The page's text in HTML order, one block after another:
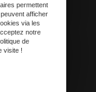
permettent
afficher
via les
notre
de
visite !